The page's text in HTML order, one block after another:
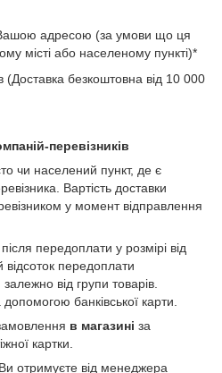
Вашою адресою (за умови що ця
місті або населеному пункті)*
(Доставка безкоштовна від 10 000
перевізників
чи населений пункт, де є
Вартість доставки
у момент відправлення
передоплати у розмірі від
відсоток передоплати
від групи товарів.
допомогою банківської карти.
в магазині за
картки.
отримуєте від менеджера